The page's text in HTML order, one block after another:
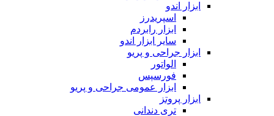
ابزار اندو
اسپریدرز
ابزار رابردم
سایر ابزار اندو
ابزار جراحی و پریو
الواتور
فورسپس
ابزار عمومی جراحی و پریو
ابزار پروتز
تری دندانی